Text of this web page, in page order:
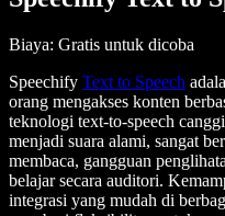
Biaya: Gratis untuk dicoba
Speechify Text to Speech
orang mengakses konten
teknologi text-to-speech
menjadi suara alami, sangat
membaca, gangguan
belajar secara auditori.
integrasi yang mudah di